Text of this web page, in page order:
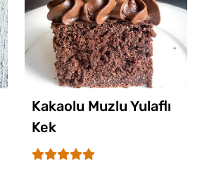
Kakaolu Muzlu Yulaflı
Kek